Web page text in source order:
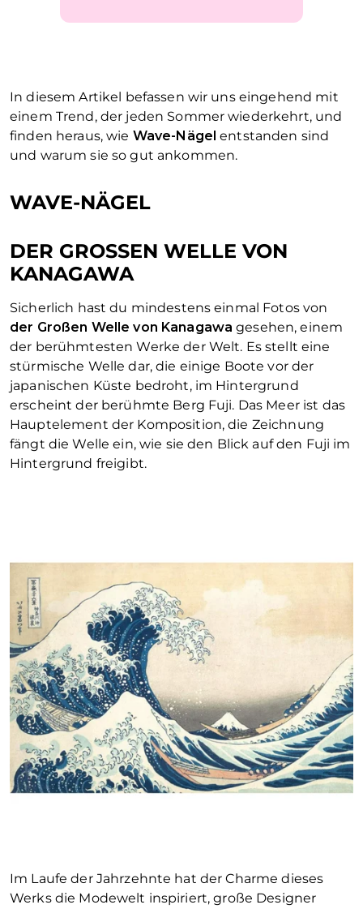
In diesem Artikel befassen wir uns eingehend mit
einem Trend, der jeden Sommer wiederkehrt, und
finden heraus, wie Wave-Nägel entstanden sind
und warum sie so gut ankommen.
WAVE-NÄGEL
DER GROSSEN WELLE VON K
ANAGAWA
Sicherlich hast du mindestens einmal Fotos von
der Großen Welle von Kanagawa gesehen, einem
der berühmtesten Werke der Welt. Es stellt eine
stürmische Welle dar, die einige Boote vor der
japanischen Küste bedroht, im Hintergrund
erscheint der berühmte Berg Fuji. Das Meer ist das
Hauptelement der Komposition, die Zeichnung
fängt die Welle ein, wie sie den Blick auf den Fuji im
Hintergrund freigibt.
Im Laufe der Jahrzehnte hat der Charme dieses
Werks die Modewelt inspiriert, große Designer